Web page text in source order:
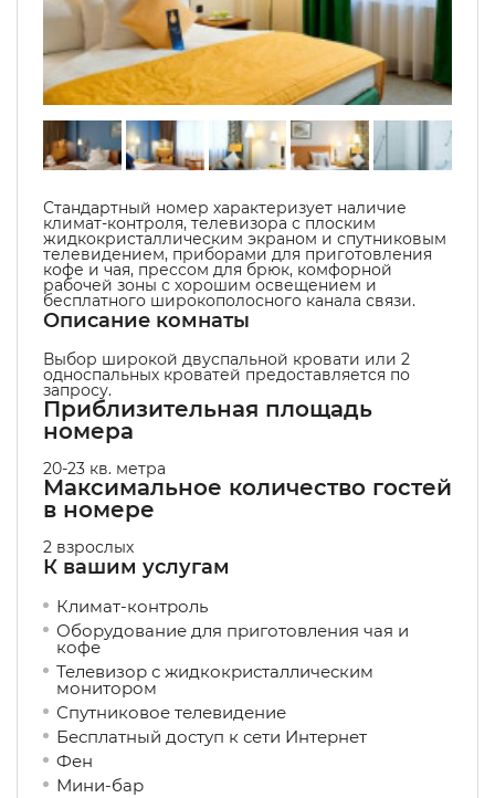
Стандартный номер характеризует наличие
климат-контроля, телевизора с плоским
жидкокристаллическим экраном и спутниковым
телевидением, приборами для приготовления
кофе и чая, прессом для брюк, комфорной
рабочей зоны с хорошим освещением и
бесплатного широкополосного канала связи.
Описание комнаты
Выбор широкой двуспальной кровати или 2
односпальных кроватей предоставляется по
запросу.
Приблизительная площадь
номера
20-23 кв. метра
Максимальное количество гостей
в номере
2 взрослых
К вашим услугам
Климат-контроль
Оборудование для приготовления чая и
кофе
Телевизор с жидкокристаллическим
монитором
Спутниковое телевидение
Бесплатный доступ к сети Интернет
Фен
Мини-бар